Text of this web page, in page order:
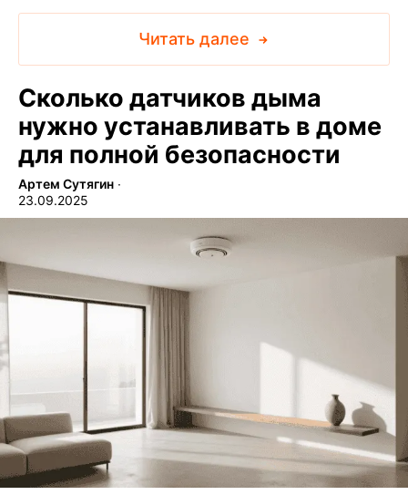
Читать далее
Сколько датчиков дыма
нужно устанавливать в доме
для полной безопасности
Артем Сутягин ∙
23.09.2025